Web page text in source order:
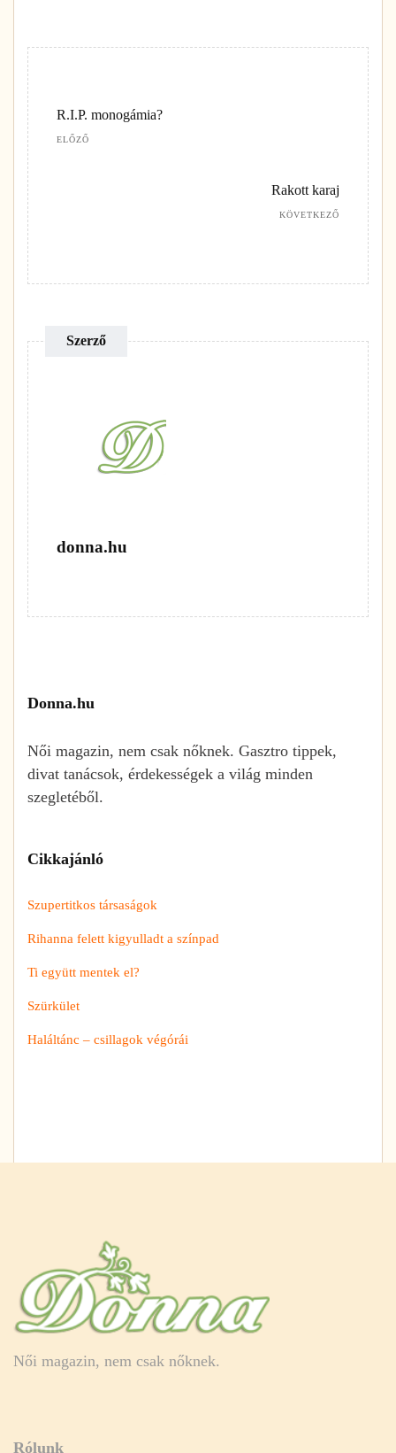
R.I.P. monogámia?
ELŐZŐ
Rakott karaj
KÖVETKEZŐ
Szerző
donna.hu
Donna.hu
Női magazin, nem csak nőknek. Gasztro tippek,
divat tanácsok, érdekességek a világ minden
szegletéből.
Cikkajánló
Szupertitkos társaságok
Rihanna felett kigyulladt a színpad
Ti együtt mentek el?
Szürkület
Haláltánc – csillagok végórái
Női magazin, nem csak nőknek.
Rólunk